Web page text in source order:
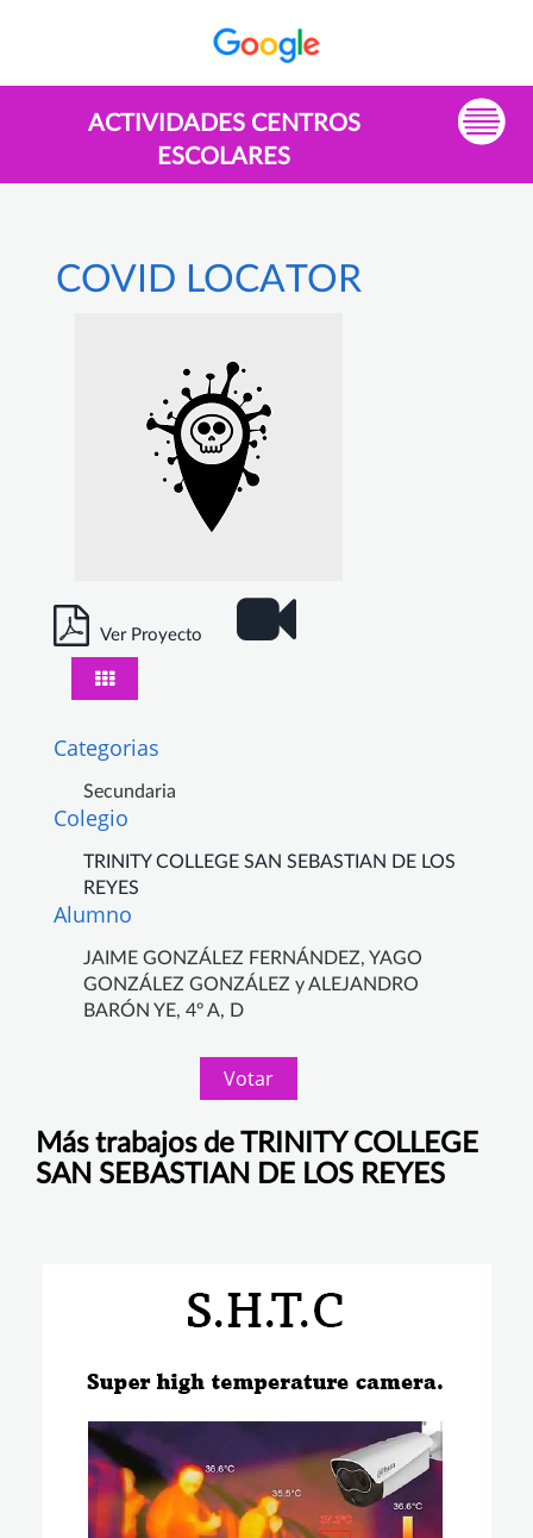
ACTIVIDADES CENTROS
ESCOLARES
COVID LOCATOR
Ver Proyecto
Categorias
Secundaria
Colegio
TRINITY COLLEGE SAN SEBASTIAN DE LOS
REYES
Alumno
JAIME GONZÁLEZ FERNÁNDEZ, YAGO
GONZÁLEZ GONZÁLEZ y ALEJANDRO
BARÓN YE, 4º A, D
Votar
Más trabajos de TRINITY COLLEGE
SAN SEBASTIAN DE LOS REYES